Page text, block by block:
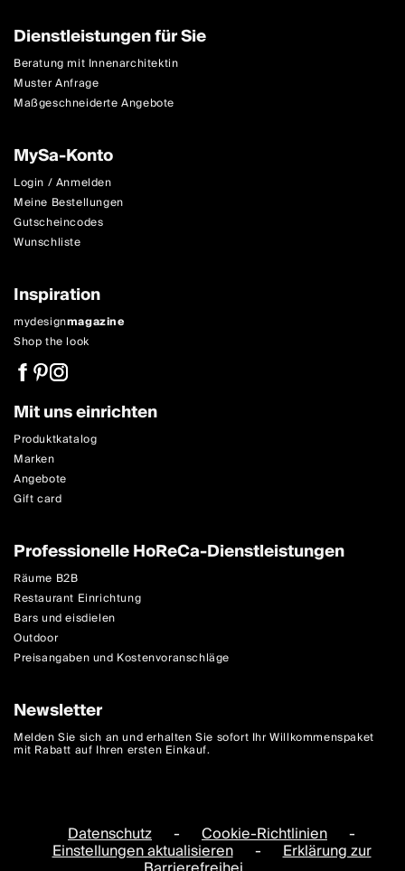
Dienstleistungen für Sie
Beratung mit Innenarchitektin
Muster Anfrage
Maßgeschneiderte Angebote
MySa-Konto
Login / Anmelden
Meine Bestellungen
Gutscheincodes
Wunschliste
Inspiration
mydesignmagazine
Shop the look
Mit uns einrichten
Produktkatalog
Marken
Angebote
Gift card
Professionelle HoReCa-Dienstleistungen
Räume B2B
Restaurant Einrichtung
Bars und eisdielen
Outdoor
Preisangaben und Kostenvoranschläge
Newsletter
Melden Sie sich an und erhalten Sie sofort Ihr Willkommenspaket
mit Rabatt auf Ihren ersten Einkauf.
Datenschutz - Cookie-Richtlinien -
Einstellungen aktualisieren - Erklärung zur